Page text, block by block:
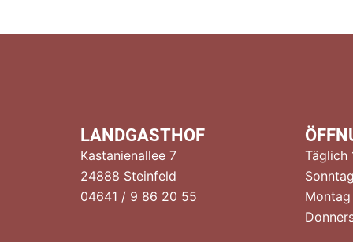
LANDGASTHOF
Kastanienallee 7
24888 Steinfeld
04641 / 9 86 20 55
Täglich
Montag